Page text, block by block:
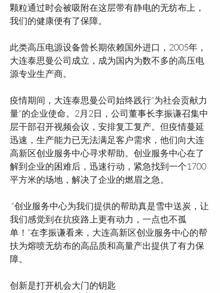
颗粒通过时会被吸附在这层带有静电的无纺布上，
我们的健康便有了保障。
此类高压电源设备曾长期依赖国外进口，2005年，
大连泰思曼公司成立，成为国内为数不多的高压电
源专业生产商。
疫情期间，大连泰思曼公司始终践行“为社会贡献力
量”的企业使命。2月2日，公司董事长李振谦召集中
层干部召开视频会议，安排复工复产。但疫情蔓延
迅速，生产能力已无法满足客户需求，他们向大连
高新区创业服务中心寻求帮助。创业服务中心在了
解到企业的困难后，迅速行动，紧急找到一个1700
平方米的场地，解决了企业的燃眉之急。
“创业服务中心为我们提供的帮助真是雪中送炭，让
我们感觉到在抗疫路上更有动力，一点也不孤
单！”在李振谦看来，大连高新区创业服务中心的帮
扶为熔喷无纺布的高品质和高量产出提供了有力保
障。
创新是打开机会大门的钥匙